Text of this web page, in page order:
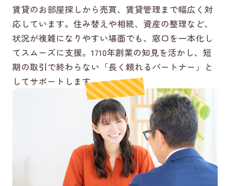
賃貸のお部屋探しから売買、賃貸管理まで幅広く対
応しています。住み替えや相続、資産の整理など、
状況が複雑になりやすい場面でも、窓口を一本化し
てスムーズに支援。1710年創業の知見を活かし、短
期の取引で終わらない「長く頼れるパートナー」と
してサポートします。